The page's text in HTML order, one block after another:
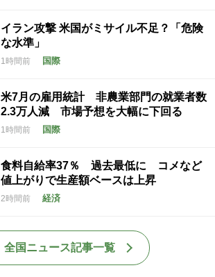
イラン攻撃 米国がミサイル不足？「危険
な水準」
1時間前 国際
米7月の雇用統計 非農業部門の就業者数
2.3万人減 市場予想を大幅に下回る
1時間前 国際
食料自給率37％ 過去最低に コメなど
値上がりで生産額ベースは上昇
2時間前 経済
全国ニュース記事一覧